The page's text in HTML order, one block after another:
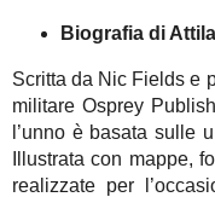
Biografia di
Scritta da Nic Fields e
militare Osprey
l’unno è basata sulle
Illustrata con mappe,
realizzate per